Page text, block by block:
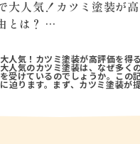
大人気！カツミ塗装が
とは？ …
人気！カツミ塗装が高評価を得
人気のカツミ塗装は、なぜ多く
受けているのでしょうか。この
迫ります。まず、カツミ塗装が